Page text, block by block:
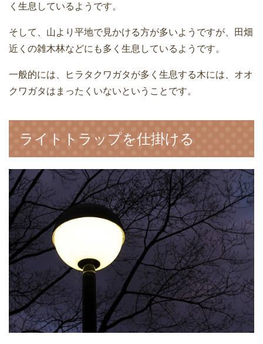
く生息しているようです。
そして、山より平地で見かける方が多いようですが、田畑
近くの雑木林などにも多く生息しているようです。
一般的には、ヒラタクワガタが多く生息する木には、オオ
クワガタはまったくいないということです。
ライトトラップを仕掛ける